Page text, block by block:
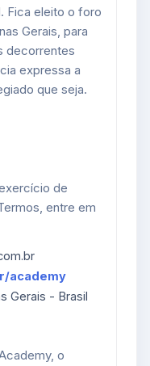
Fica eleito o foro
Gerais, para
decorrentes
expressa a
que seja.
de
entre em
academy
Gerais - Brasil
o